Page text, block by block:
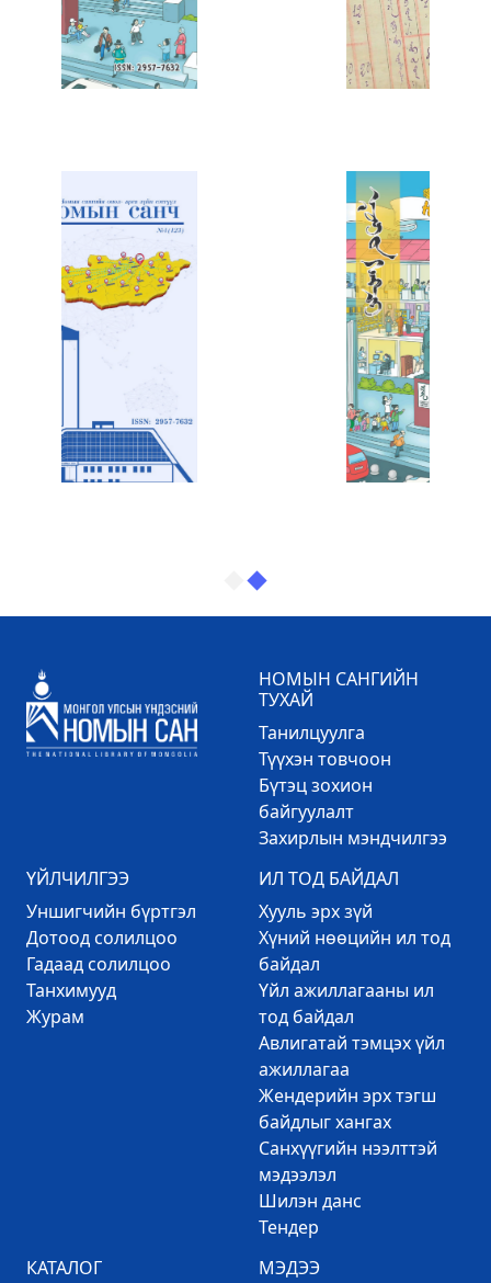
НОМЫН САНГИЙН
ТУХАЙ
Танилцуулга
Түүхэн товчоон
Бүтэц зохион
байгуулалт
Захирлын мэндчилгээ
ҮЙЛЧИЛГЭЭ
Уншигчийн бүртгэл
Дотоод солилцоо
Гадаад солилцоо
Танхимууд
Журам
ИЛ ТОД БАЙДАЛ
Хууль эрх зүй
Хүний нөөцийн ил тод
байдал
Үйл ажиллагааны ил
тод байдал
Авлигатай тэмцэх үйл
ажиллагаа
Жендерийн эрх тэгш
байдлыг хангах
Санхүүгийн нээлттэй
мэдээлэл
Шилэн данс
Тендер
КАТАЛОГ
МЭДЭЭ